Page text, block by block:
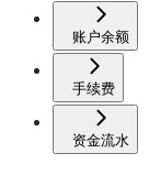
账户余额
手续费
资金流水